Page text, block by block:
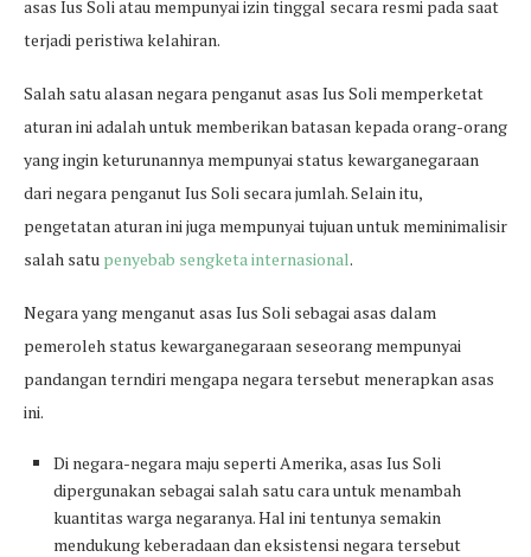
asas Ius Soli atau mempunyai izin tinggal secara resmi pada saat
terjadi peristiwa kelahiran.
Salah satu alasan negara penganut asas Ius Soli memperketat
aturan ini adalah untuk memberikan batasan kepada orang-orang
yang ingin keturunannya mempunyai status kewarganegaraan
dari negara penganut Ius Soli secara jumlah. Selain itu,
pengetatan aturan ini juga mempunyai tujuan untuk meminimalisir
salah satu penyebab sengketa internasional.
Negara yang menganut asas Ius Soli sebagai asas dalam
pemeroleh status kewarganegaraan seseorang mempunyai
pandangan terndiri mengapa negara tersebut menerapkan asas
ini.
Di negara-negara maju seperti Amerika, asas Ius Soli
dipergunakan sebagai salah satu cara untuk menambah
kuantitas warga negaranya. Hal ini tentunya semakin
mendukung keberadaan dan eksistensi negara tersebut